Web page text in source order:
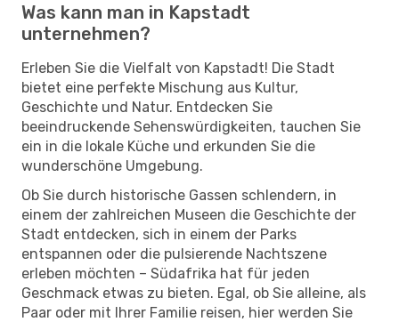
Was kann man in Kapstadt
unternehmen?
Erleben Sie die Vielfalt von Kapstadt! Die Stadt
bietet eine perfekte Mischung aus Kultur,
Geschichte und Natur. Entdecken Sie
beeindruckende Sehenswürdigkeiten, tauchen Sie
ein in die lokale Küche und erkunden Sie die
wunderschöne Umgebung.
Ob Sie durch historische Gassen schlendern, in
einem der zahlreichen Museen die Geschichte der
Stadt entdecken, sich in einem der Parks
entspannen oder die pulsierende Nachtszene
erleben möchten – Südafrika hat für jeden
Geschmack etwas zu bieten. Egal, ob Sie alleine, als
Paar oder mit Ihrer Familie reisen, hier werden Sie